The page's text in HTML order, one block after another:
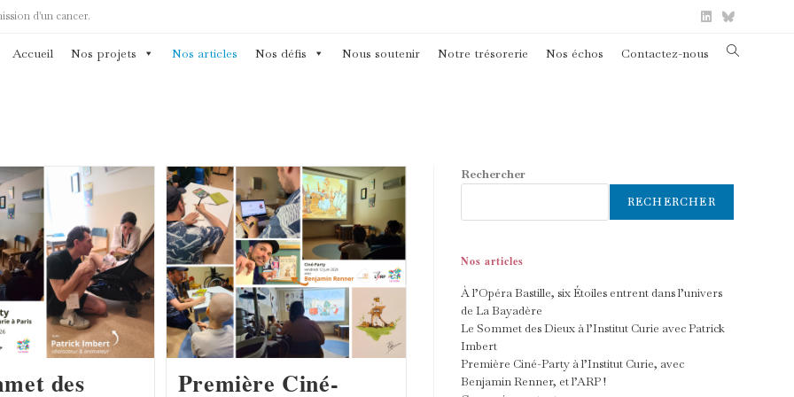
d'un cancer.
Accueil Nos projets Nos articles Nos défis Nous soutenir Notre trésorerie Nos échos Contactez-nous Toggle
des
Première Ciné-
Rechercher
RECHERCHER
Nos articles
À l’Opéra Bastille, six Étoiles entrent dans l’univers
de La Bayadère
Le Sommet des Dieux à l’Institut Curie avec Patrick
Imbert
Première Ciné-Party à l’Institut Curie, avec
Benjamin Renner, et l’ARP !